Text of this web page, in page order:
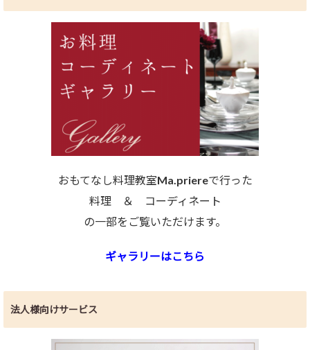
おもてなし料理教室Ma.priereで行った
料理 ＆ コーディネート
の一部をご覧いただけます。
ギャラリーはこちら
法人様向けサービス